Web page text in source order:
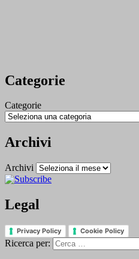
Categorie
Categorie
Archivi
Archivi
Legal
Privacy Policy Cookie Policy
Ricerca per: